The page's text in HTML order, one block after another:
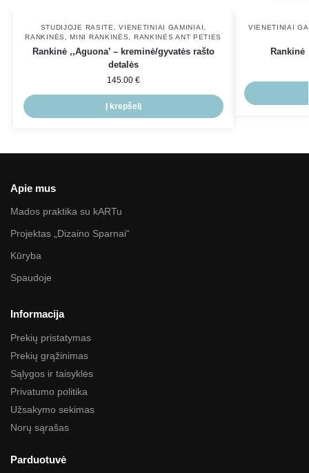
STUDIJOJE RASITE ,VIENETINIAI GAMINIAI
RANKINĖS
,MINI RANKINĖS RANKINĖS ANT PETIES
Rankinė ,,Aguona’ – kreminė/gyvatės rašto
detalės
145.00 €
Į krepšelį
VIENETINIAI
Rankinė
Apie mus
Mados praktika su kARTu
Projektas „Dizaino Sparnai“
Kūryba
Spaudoje
Informacija
Prekių pristatymas
Prekių grąžinimas
Sąlygos ir taisyklės
Privatumo politika
Užsakymo sekimas
Norų sąrašas
Parduotuvė